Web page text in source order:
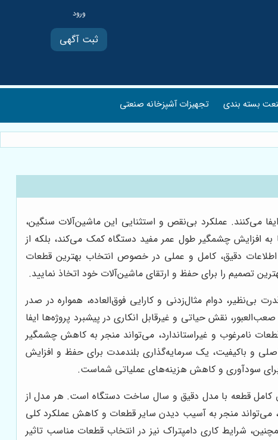
ثبت آگهی
بسته بندی تجهیزات آشپزخانه صنعتی
می‌کنند. عملکرد بی‌نقص و استثنایی این ماشین‌آلات سنگین،
به افزایش چشمگیر طول عمر مفید دستگاه کمک می‌کند، بلکه از
اطلاعات دقیق، کامل و عملی در خصوص انتخاب بهترین قطعات
تصمیم را برای حفظ و ارتقای ماشین‌آلات خود اتخاذ نمایید.
بی‌نظیر، دوام مثال‌زدنی و کارایی فوق‌العاده، همواره در صدر
نقش حیاتی و غیرقابل انکاری در پیشبرد پروژه‌ها ایفا
نامرغوب و غیراستاندارد، می‌تواند منجر به کاهش چشمگیر
و باکیفیت، یک سرمایه‌گذاری بلندمدت برای حفظ و افزایش
سودآوری و کاهش هزینه‌های عملیاتی شماست.
کامل قطعه با مدل دقیق و سال ساخت دستگاه است. هر مدل از
می‌تواند منجر به آسیب دیدن سایر قطعات و کاهش عملکرد کلی
شرایط کاری دامپتراک نیز در انتخاب قطعات مناسب تاثیر